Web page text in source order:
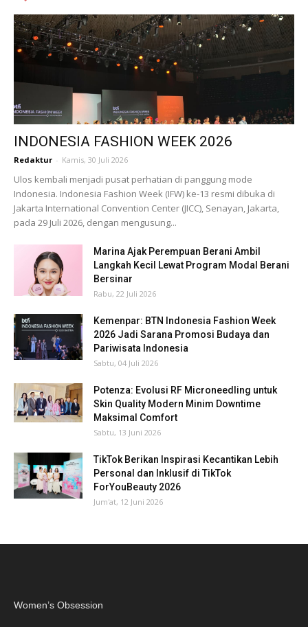
INDONESIA FASHION WEEK 2026
Redaktur - Kamis, 30 Juli 2026
Ulos kembali menjadi pusat perhatian di panggung mode
Indonesia. Indonesia Fashion Week (IFW) ke-13 resmi dibuka di
Jakarta International Convention Center (JICC), Senayan, Jakarta,
pada 29 Juli 2026, dengan mengusung...
Marina Ajak Perempuan Berani Ambil
Langkah Kecil Lewat Program Modal Berani
Bersinar
Rabu, 22 Juli 2026
Kemenpar: BTN Indonesia Fashion Week
2026 Jadi Sarana Promosi Budaya dan
Pariwisata Indonesia
Sabtu, 04 Juli 2026
Potenza: Evolusi RF Microneedling untuk
Skin Quality Modern Minim Downtime
Maksimal Comfort
Sabtu, 13 Juni 2026
TikTok Berikan Inspirasi Kecantikan Lebih
Personal dan Inklusif di TikTok
ForYouBeauty 2026
Jum'at, 12 Juni 2026
Women’s Obsession